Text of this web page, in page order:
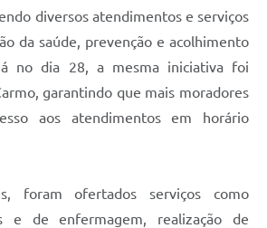
diversos atendimentos e serviços
da saúde, prevenção e acolhimento
no dia 28, a mesma iniciativa foi
garantindo que mais moradores
aos atendimentos em horário
foram ofertados serviços como
e de enfermagem, realização de